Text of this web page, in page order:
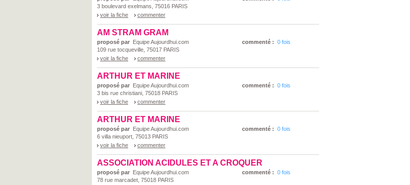
3 boulevard exelmans, 75016 PARIS
voir la fiche
commenter
AM STRAM GRAM
proposé par Equipe Aujourdhui.com commenté : 0 fois
109 rue tocqueville, 75017 PARIS
voir la fiche
commenter
ARTHUR ET MARINE
proposé par Equipe Aujourdhui.com commenté : 0 fois
3 bis rue christiani, 75018 PARIS
voir la fiche
commenter
ARTHUR ET MARINE
proposé par Equipe Aujourdhui.com commenté : 0 fois
6 villa nieuport, 75013 PARIS
voir la fiche
commenter
ASSOCIATION ACIDULES ET A CROQUER
proposé par Equipe Aujourdhui.com commenté : 0 fois
78 rue marcadet, 75018 PARIS